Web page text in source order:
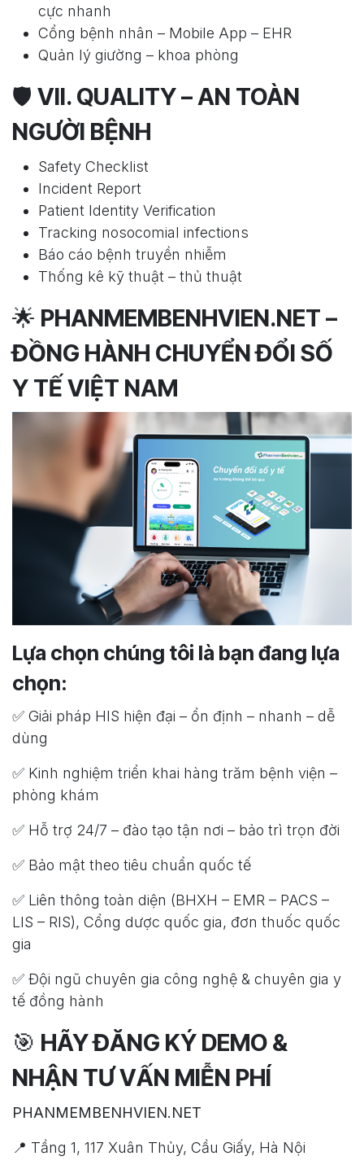
cực nhanh
Cổng bệnh nhân – Mobile App – EHR
Quản lý giường – khoa phòng
🛡 VII. QUALITY – AN TOÀN
NGƯỜI BỆNH
Safety Checklist
Incident Report
Patient Identity Verification
Tracking nosocomial infections
Báo cáo bệnh truyền nhiễm
Thống kê kỹ thuật – thủ thuật
🌟 PHANMEMBENHVIEN.NET –
ĐỒNG HÀNH CHUYỂN ĐỔI SỐ
Y TẾ VIỆT NAM
Lựa chọn chúng tôi là bạn đang lựa
chọn:
✅ Giải pháp HIS hiện đại – ổn định – nhanh – dễ
dùng
✅ Kinh nghiệm triển khai hàng trăm bệnh viện –
phòng khám
✅ Hỗ trợ 24/7 – đào tạo tận nơi – bảo trì trọn đời
✅ Bảo mật theo tiêu chuẩn quốc tế
✅ Liên thông toàn diện (BHXH – EMR – PACS –
LIS – RIS), Cổng dược quốc gia, đơn thuốc quốc
gia
✅ Đội ngũ chuyên gia công nghệ & chuyên gia y
tế đồng hành
🎯 HÃY ĐĂNG KÝ DEMO &
NHẬN TƯ VẤN MIỄN PHÍ
PHANMEMBENHVIEN.NET
📍 Tầng 1, 117 Xuân Thủy, Cầu Giấy, Hà Nội